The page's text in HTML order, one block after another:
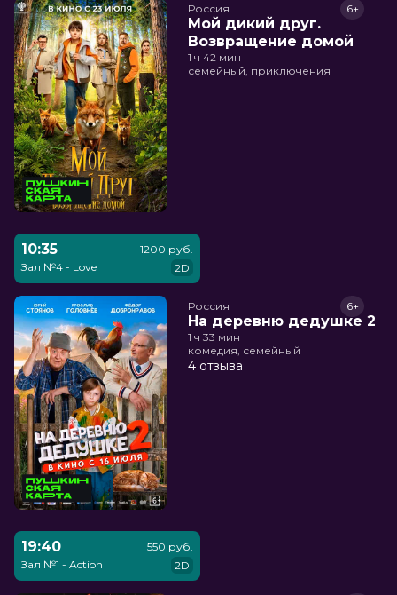
Россия
Мой дикий друг.
Возвращение домой
6+
1 ч 42 мин
семейный, приключения
10:35
Зал №4 - Love
1200 руб.
2D
Россия
На деревню дедушке 2
6+
1 ч 33 мин
комедия, семейный
4 отзыва
19:40
Зал №1 - Action
550 руб.
2D